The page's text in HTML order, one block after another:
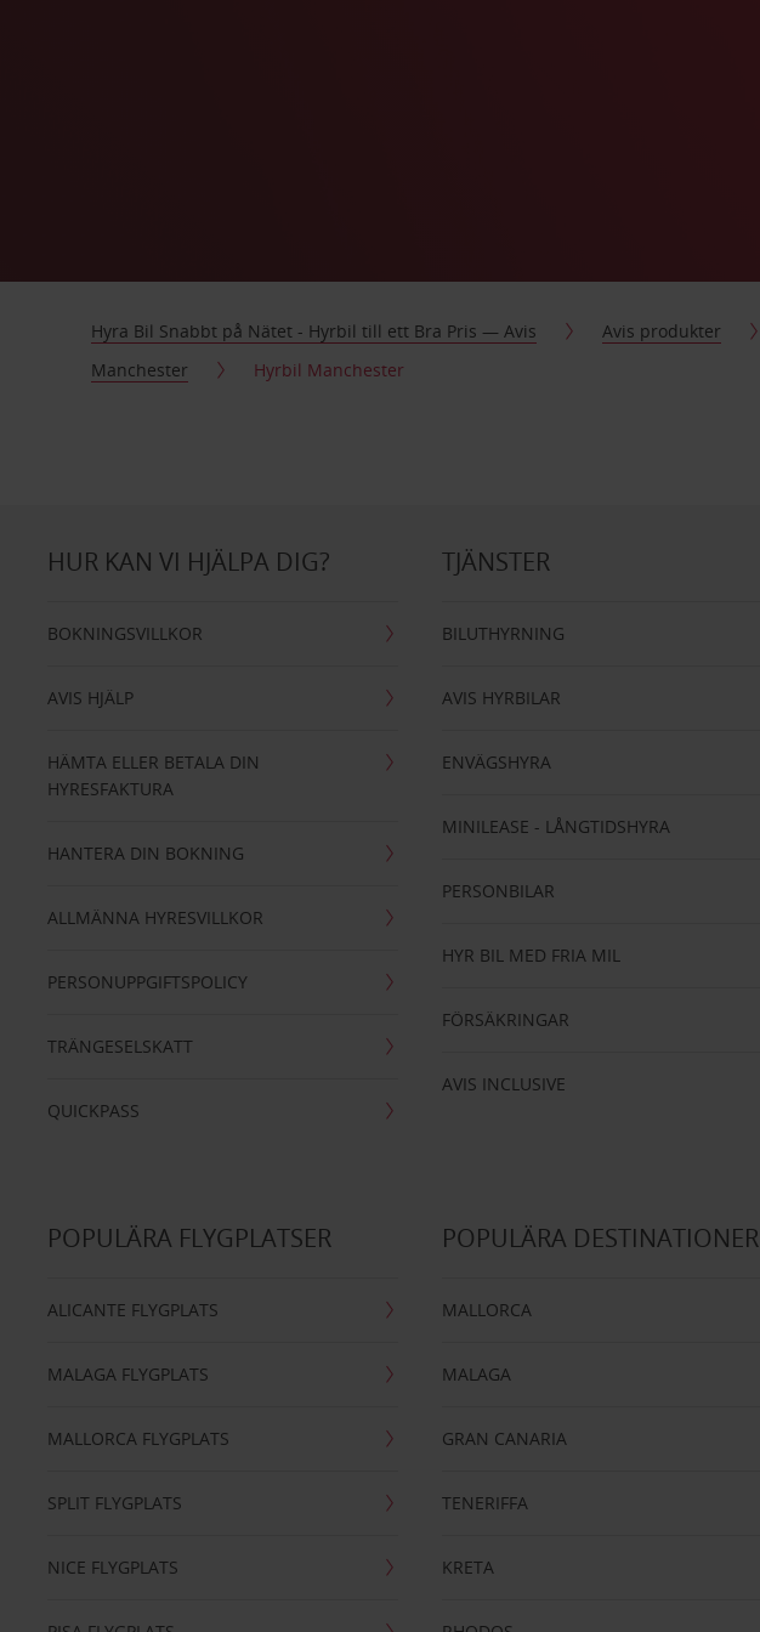
Hyra Bil Snabbt på Nätet - Hyrbil till ett Bra Pris — Avis Avis produkter
Manchester
Hyrbil Manchester
HUR KAN VI HJÄLPA DIG?
BOKNINGSVILLKOR
AVIS HJÄLP
HÄMTA ELLER BETALA DIN
HYRESFAKTURA
HANTERA DIN BOKNING
ALLMÄNNA HYRESVILLKOR
PERSONUPPGIFTSPOLICY
TRÄNGESELSKATT
QUICKPASS
TJÄNSTER
BILUTHYRNING
AVIS HYRBILAR
ENVÄGSHYRA
MINILEASE - LÅNGTIDSHYRA
PERSONBILAR
HYR BIL MED FRIA MIL
FÖRSÄKRINGAR
AVIS INCLUSIVE
POPULÄRA FLYGPLATSER
ALICANTE FLYGPLATS
MALAGA FLYGPLATS
MALLORCA FLYGPLATS
SPLIT FLYGPLATS
NICE FLYGPLATS
POPULÄRA DESTINATIONER
MALLORCA
MALAGA
GRAN CANARIA
TENERIFFA
KRETA